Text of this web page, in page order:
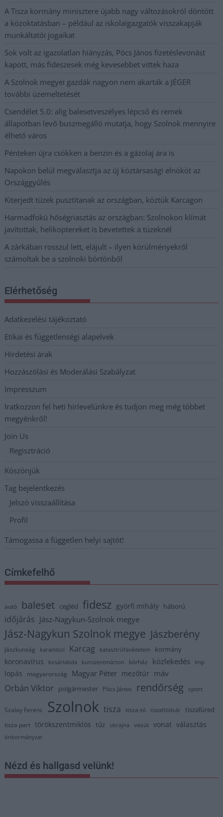
A Tisza kormány minisztere újabb nagy változásokról döntött
a közoktatásban – például az iskolaigazgatók visszakapják
munkáltatói jogaikat
Sok volt az igazolatlan hiányzás, Pócs János fizetéslevonást
kapott, más fideszesek még kevesebbet vittek haza
A Szolnok megyei gazdák nagyon nem akarták a JÉGER
további üzemeltetését
Csendélet 5.0: alig balesetveszélyes lépcső és remek
állapotban levő buszmegálló mutatja, hogy Szolnok mennyire
élhető város
Pénteken újra csökken a benzin és a gázolaj ára is
Napokon belül megválasztja az új köztársasági elnököt az
Országgyűlés
Kiterjedt tüzek pusztítanak az országban, köztük Karcagon
Harmadfokú hőségriasztás az országban: Szolnokon klímát
javítottak, helikoptereket is bevetettek a tüzeknél
A zárkában rosszul lett, elájult – ilyen körülményekről
számoltak be a szolnoki börtönből
Elérhetőség
Adatkezelési tájékoztató
Etikai és függetlenségi alapelvek
Hirdetési árak
Hozzászólási és Moderálási Szabályzat
Impresszum
Iratkozzon fel heti hírlevelünkre és tudjon meg még többet
megyénkről!
Join Us
Regisztráció
Köszönjük
Tag bejelentkezés
Jelszó visszaállítása
Profil
Támogassa a független helyi sajtót!
Címkefelhő
autó baleset cegléd fidesz györfi mihály háború
időjárás Jász-Nagykun-Szolnok megye
Jász-Nagykun Szolnok megye Jászberény
Jászkunság karambol Karcag katasztrófavédelem kormány
koronavírus kosárlabda kunszentmárton kórház közlekedés lmp
lopás magyarország Magyar Péter mezőtúr máv
Orbán Viktor polgármester Pócs János rendőrség sport
Szalay Ferenc Szolnok tisza tisza-tó tiszaföldvár tiszafüred
tisza part törökszentmiklós tűz ukrajna vasút vonat választás
önkormányzat
Nézd és hallgasd velünk!